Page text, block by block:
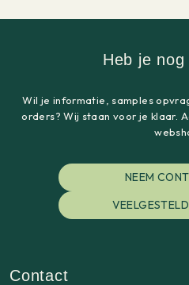
Heb je
Wil je informatie, samples
orders? Wij staan voor je klaar.
NEEM
Contact